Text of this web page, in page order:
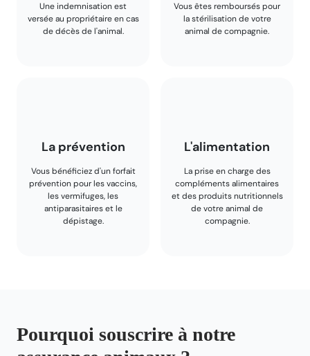
Une indemnisation est
versée au propriétaire en cas
de décès de l'animal.
Vous êtes remboursés pour
la stérilisation de votre
animal de compagnie.
La prévention
Vous bénéficiez d'un forfait
prévention pour les vaccins,
les vermifuges, les
antiparasitaires et le
dépistage.
L'alimentation
La prise en charge des
compléments alimentaires
et des produits nutritionnels
de votre animal de
compagnie.
Pourquoi souscrire à notre